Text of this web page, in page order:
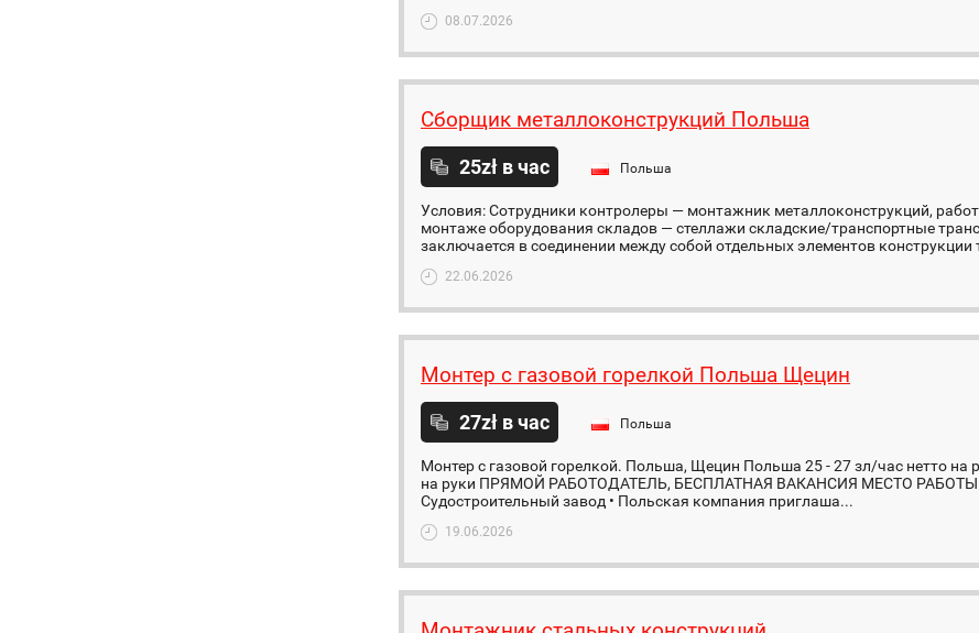
08.07.2026
Сборщик металлоконструкций Польша
25zł в час Польша
Условия: Сотрудники контролеры — монтажник металлоконструкций,
монтаже оборудования складов — стеллажи складские/транспортные
заключается в соединении между собой отдельных элементов конструкции
22.06.2026
Монтер с газовой горелкой Польша Щецин
27zł в час Польша
Монтер с газовой горелкой. Польша, Щецин Польша 25 - 27 зл/час нетто на
на руки ПРЯМОЙ РАБОТОДАТЕЛЬ, БЕСПЛАТНАЯ ВАКАНСИЯ МЕСТО РАБОТЫ:
Судостроительный завод • Польская компания приглаша...
19.06.2026